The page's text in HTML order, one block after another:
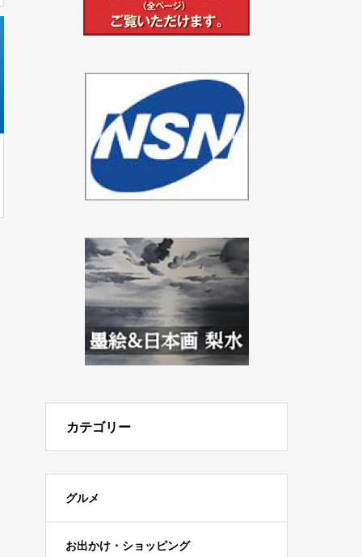
カテゴリー
グルメ
お出かけ・ショッピング